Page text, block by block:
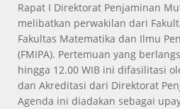
Rapat I Direktorat Penjaminan
melibatkan perwakilan dari
Fakultas Matematika dan Ilmu
(FMIPA). Pertemuan yang
hingga 12.00 WIB ini difasilitasi
dan Akreditasi dari Direktorat
Agenda ini diadakan sebagai